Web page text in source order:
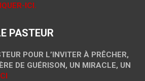
ICI.
PASTEUR
POUR L’INVITER À PRÊCHER,
DE GUÉRISON, UN MIRACLE, UN